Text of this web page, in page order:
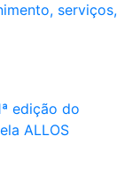
serviços,
edição do
ALLOS